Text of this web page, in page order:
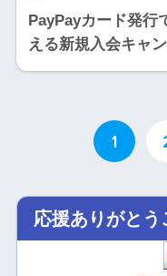
PayPayカード発行
える新規入会キャ
1
応援ありがとう